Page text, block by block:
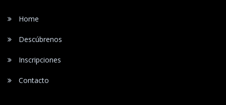
Home
Descúbrenos
Inscripciones
Contacto